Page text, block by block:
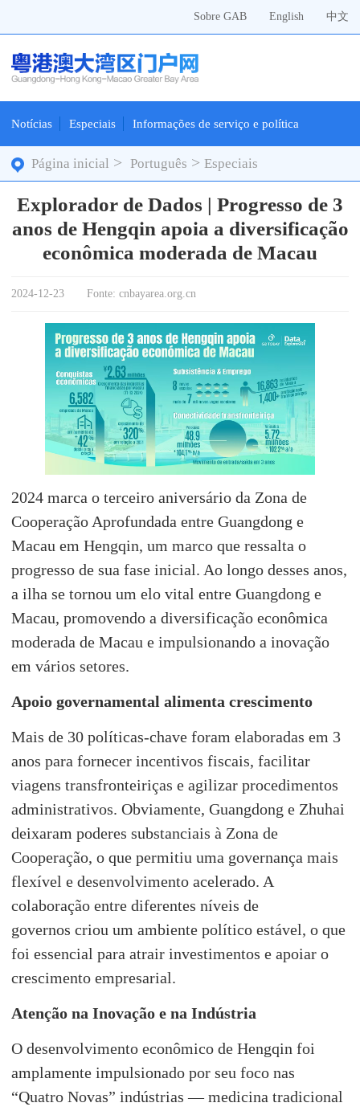
中文
English
Sobre GAB
Notícias Especiais Informações de serviço e política
Página inicial >Português >Especiais
Explorador de Dados | Progresso de 3
anos de Hengqin apoia a diversificação
econômica moderada de Macau
2024-12-23 Fonte: cnbayarea.org.cn
2024 marca o terceiro aniversário da Zona de
Cooperação Aprofundada entre Guangdong e
Macau em Hengqin, um marco que ressalta o
progresso de sua fase inicial. Ao longo desses anos,
a ilha se tornou um elo vital entre Guangdong e
Macau, promovendo a diversificação econômica
moderada de Macau e impulsionando a inovação
em vários setores.
Apoio governamental alimenta crescimento
Mais de 30 políticas-chave foram elaboradas em 3
anos para fornecer incentivos fiscais, facilitar
viagens transfronteiriças e agilizar procedimentos
administrativos. Obviamente, Guangdong e Zhuhai
deixaram poderes substanciais à Zona de
Cooperação, o que permitiu uma governança mais
flexível e desenvolvimento acelerado. A
colaboração entre diferentes níveis de
governos criou um ambiente político estável, o que
foi essencial para atrair investimentos e apoiar o
crescimento empresarial.
Atenção na Inovação e na Indústria
O desenvolvimento econômico de Hengqin foi
amplamente impulsionado por seu foco nas
“Quatro Novas” indústrias — medicina tradicional